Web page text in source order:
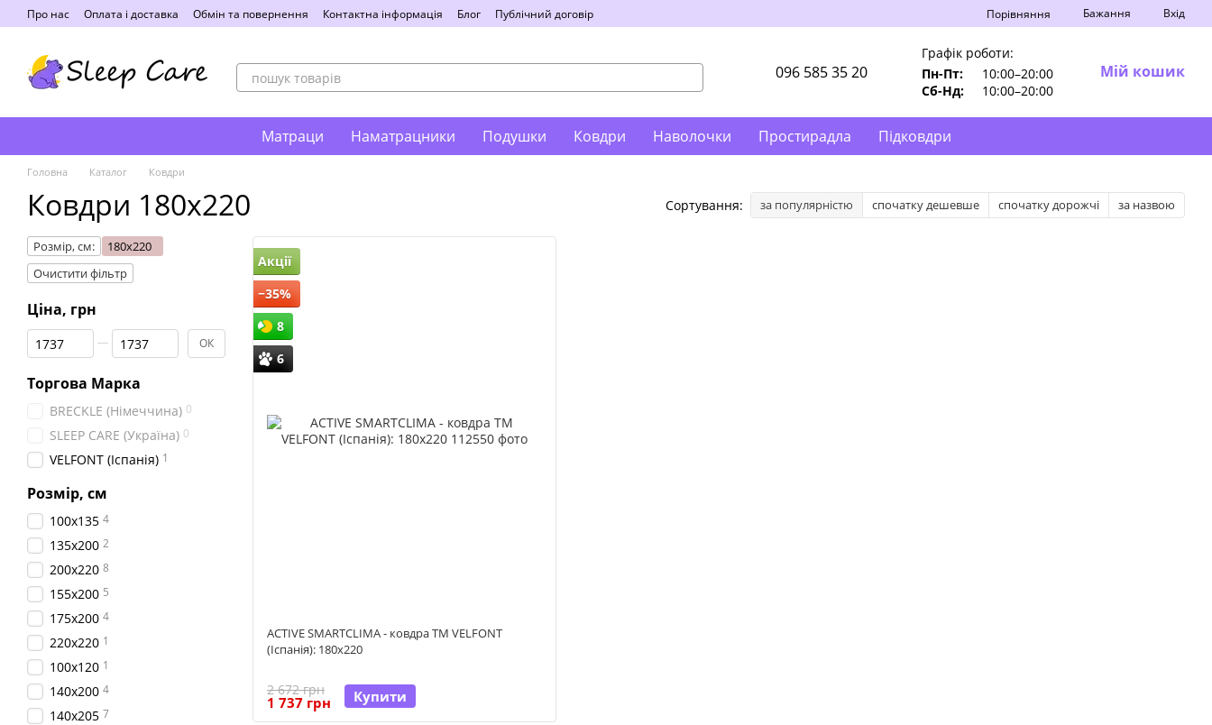
Перейти до основного контенту
Про нас Оплата і доставка Обмін та повернення Контактна інформація Блог Публічний договір Порівняння Бажання Вхід
096 585 35 20
Графік роботи:
Пн-Пт:
10:00–20:00
Сб-Нд:
10:00–20:00
Мій кошик
Матраци Наматрацники Подушки Ковдри Наволочки Простирадла Підковдри
Головна Каталог Ковдри
Ковдри 180x220 Сортування: за популярністю спочатку дешевше спочатку дорожчі за назвою
Акції
−35%
8
6
ACTIVE SMARTCLIMA - ковдра ТМ VELFONT
(Іспанія): 180x220
2 672 грн
1 737 грн Купити
Розмір, см:
180x220
Очистити фільтр
Ціна, грн
Від Ціна, грн
До Ціна, грн ОК
Торгова Марка
BRECKLE (Німеччина) 0
SLEEP CARE (Україна) 0
VELFONT (Іспанія) 1
Розмір, см
100x135 4
135x200 2
200x220 8
155x200 5
175x200 4
220x220 1
100x120 1
140x200 4
140x205 7